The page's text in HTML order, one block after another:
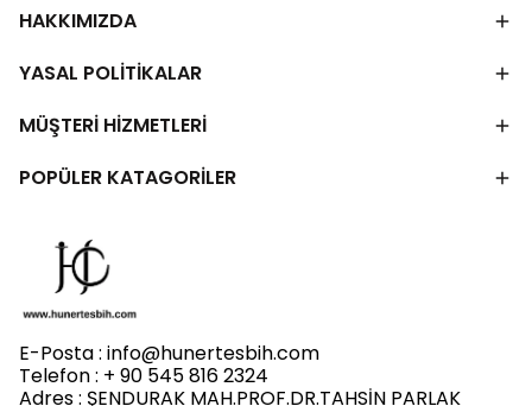
HAKKIMIZDA
YASAL POLİTİKALAR
MÜŞTERİ HİZMETLERİ
POPÜLER KATAGORİLER
E-Posta : info@hunertesbih.com
Telefon : + 90 545 816 2324
Adres : ŞENDURAK MAH.PROF.DR.TAHSİN PARLAK